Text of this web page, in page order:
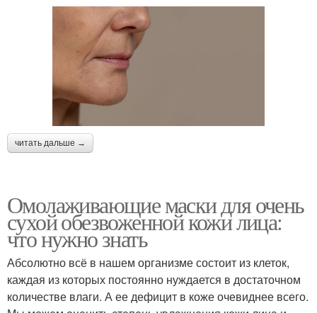
читать дальше →
Омолаживающие маски для очень
сухой обезвоженной кожи лица:
что нужно знать
Абсолютно всё в нашем организме состоит из клеток,
каждая из которых постоянно нуждается в достаточном
количестве влаги. А ее дефицит в коже очевиднее всего.